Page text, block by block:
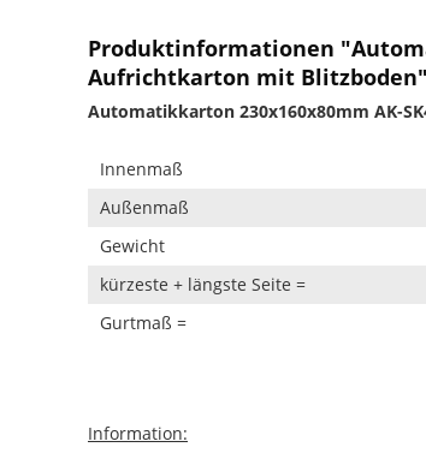
Produktinformationen
Aufrichtkarton mit Blitzboden"
Automatikkarton 230x160x80mm AK-
Innenmaß
Außenmaß
Gewicht
kürzeste + längste Seite =
Gurtmaß =
Information: